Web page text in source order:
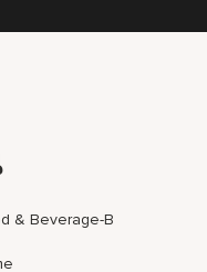
& Beverage-B